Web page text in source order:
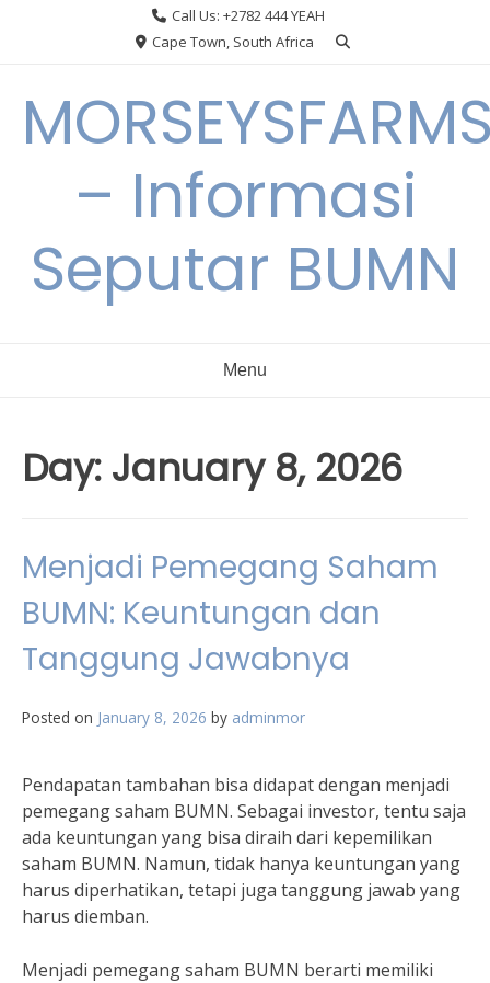
Call Us: +2782 444 YEAH
Cape Town, South Africa
– Informasi
Seputar BUMN
Menu
Day: January 8, 2026
Menjadi Pemegang Saham
BUMN: Keuntungan dan
Tanggung Jawabnya
Posted on January 8, 2026 by adminmor
Pendapatan tambahan bisa didapat dengan menjadi
pemegang saham BUMN. Sebagai investor, tentu saja
ada keuntungan yang bisa diraih dari kepemilikan
saham BUMN. Namun, tidak hanya keuntungan yang
harus diperhatikan, tetapi juga tanggung jawab yang
harus diemban.
Menjadi pemegang saham BUMN berarti memiliki